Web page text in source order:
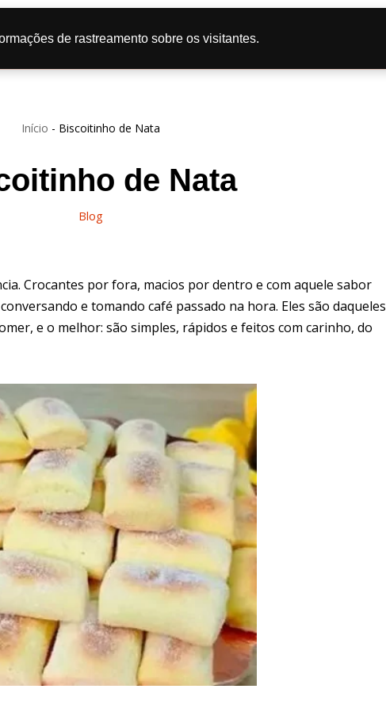
Políticas de Privacidade
Início - Biscoitinho de Nata
de Nata
Blog
Crocantes por fora, macios por dentro e com aquele sabor
e tomando café passado na hora. Eles são daqueles
e o melhor: são simples, rápidos e feitos com carinho, do
de rastreamento sobre os visitantes.